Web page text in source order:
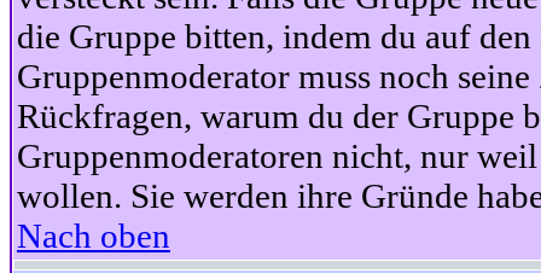
die Gruppe bitten, indem du auf
Gruppenmoderator muss noch
Rückfragen, warum du der Gruppe
Gruppenmoderatoren nicht, nur
wollen. Sie werden ihre Gründe
Nach oben